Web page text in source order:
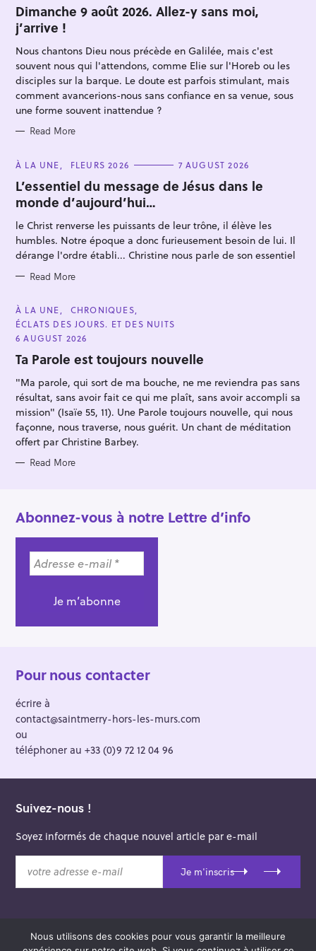
T
E
G
O
R
I
E
S
Dimanche 9 août 2026. Allez-y sans moi,
j’arrive !
Nous chantons Dieu nous précède en Galilée, mais c'est
souvent nous qui l'attendons, comme Elie sur l'Horeb ou les
disciples sur la barque. Le doute est parfois stimulant, mais
comment avancerions-nous sans confiance en sa venue, sous
une forme souvent inattendue ?
Read More
C
T
E
G
O
R
I
E
S
À LA UNE FLEURS 2026 7 AUGUST 2026
L’essentiel du message de Jésus dans le
monde d’aujourd’hui…
le Christ renverse les puissants de leur trône, il élève les
humbles. Notre époque a donc furieusement besoin de lui. Il
dérange l'ordre établi... Christine nous parle de son essentiel
Read More
C
A
T
E
O
R
E
À LA UNE
CHRONIQUES
ÉCLATS DES JOURS. ET DES NUITS
6 AUGUST 2026
Ta Parole est toujours nouvelle
"Ma parole, qui sort de ma bouche, ne me reviendra pas sans
résultat, sans avoir fait ce qui me plaît, sans avoir accompli sa
mission" (Isaïe 55, 11). Une Parole toujours nouvelle, qui nous
façonne, nous traverse, nous guérit. Un chant de méditation
offert par Christine Barbey.
Read More
Abonnez-vous à notre Lettre d’info
Pour nous contacter
écrire à
contact@saintmerry-hors-les-murs.com
ou
téléphoner au +33 (0)9 72 12 04 96
Suivez-nous !
Soyez informés de chaque nouvel article par e-mail
t
Je m'inscris
© 2026 Saint-Merry Hors-les-Murs.
e
a
r
h
f
Nous utilisons des cookies pour vous garantir la meilleure